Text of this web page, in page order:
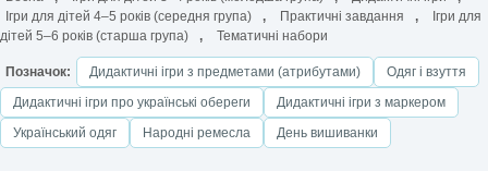
Ігри для дітей 4–5 років (середня група)
, Практичні завдання ,
Ігри для
дітей 5–6 років (старша група)
, Тематичні набори
Позначок: Дидактичні ігри з предметами (атрибутами)
Одяг і взуття
Дидактичні ігри про українські обереги
Дидактичні ігри з маркером
Український одяг
Народні ремесла День вишиванки